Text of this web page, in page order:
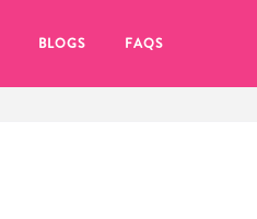
BLOGS FAQS